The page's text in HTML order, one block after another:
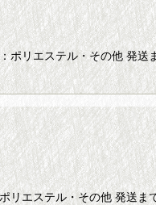
リエステル・その他 発送
エステル・その他 発送ま